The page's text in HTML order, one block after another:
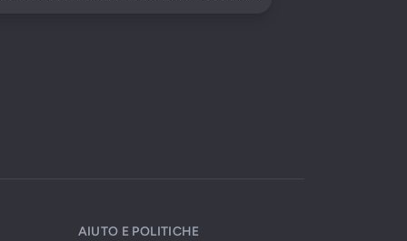
AIUTO E POLITICHE